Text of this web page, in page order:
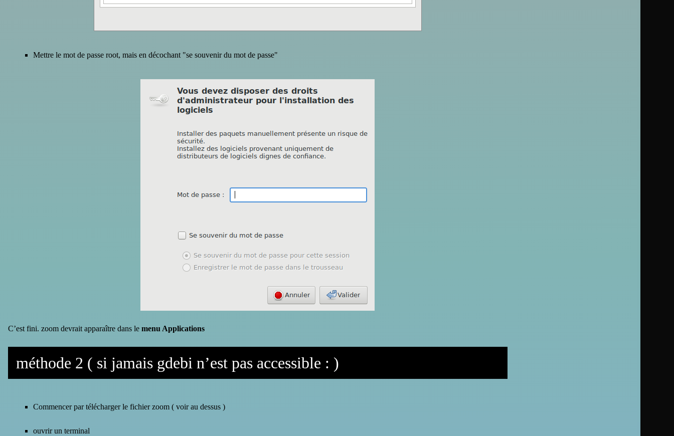
Mettre le mot de passe root, mais en décochant "se souvenir du mot de passe"
C’est fini. zoom devrait apparaître dans le menu Applications
méthode 2 ( si jamais gdebi n’est pas accessible : )
Commencer par télécharger le fichier zoom ( voir au dessus )
ouvrir un terminal